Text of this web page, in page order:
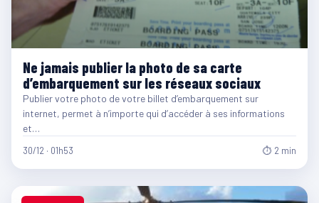
Ne jamais publier la photo de sa carte
d’embarquement sur les réseaux sociaux
Publier votre photo de votre billet d’embarquement sur
internet, permet à n’importe qui d’accéder à ses informations
et…
30/12 · 01h53 ⏱ 2 min